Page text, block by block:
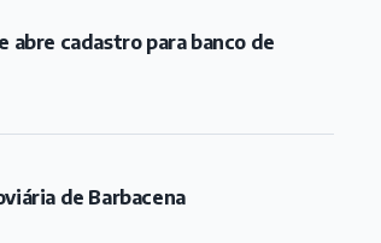
abre cadastro para banco de
de Barbacena